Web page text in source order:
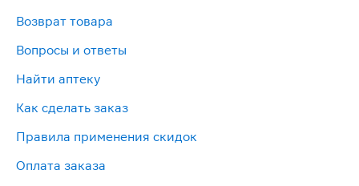
Возврат товара
Вопросы и ответы
Найти аптеку
Как сделать заказ
Правила применения скидок
Оплата заказа